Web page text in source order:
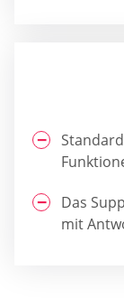
Das
mit